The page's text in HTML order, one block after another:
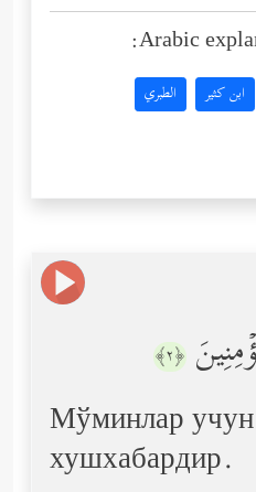
Arabic
ابن كثير الطبري
﴿٢﴾
Мўминлар
хушхабардир.